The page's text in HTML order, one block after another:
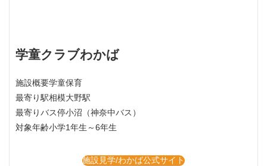
学童クラブわかば
施設概要学童保育
最寄り駅相模大野駅
最寄りバス停小沼（神奈中バス）
対象年齢小学1年生～6年生
施設見学/わかば公式サイト